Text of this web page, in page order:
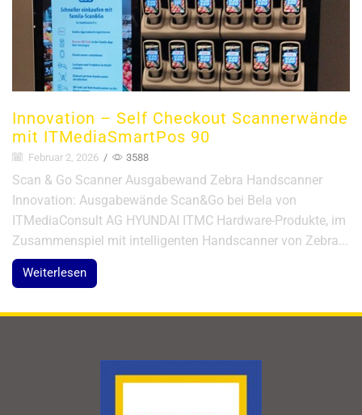
Innovation – Self Checkout Scannerwände
mit ITMediaSmartPos 90
Februar 2, 2026 / 3588
Scan & Go Scanner Ausgabewand Zebra Handscanner
Innovation: Ausgabewände Scan&Go bei Bela von
ITMediaConsult AG HYUNDAI ITMC Hardware-Produkte, im
Zusammenspiel mit intelligenten Handscanner von Zebra...
Weiterlesen